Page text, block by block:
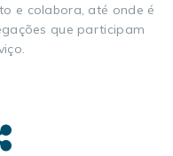
e colabora, até onde é
que participam